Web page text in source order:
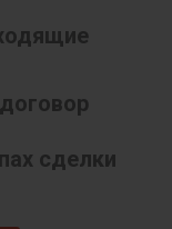
сделки